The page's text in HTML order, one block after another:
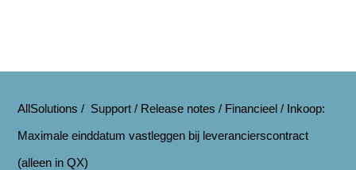
AllSolutions / Support/ Release notes / Financieel / Inkoop:
Maximale einddatum vastleggen bij leverancierscontract
(alleen in QX)